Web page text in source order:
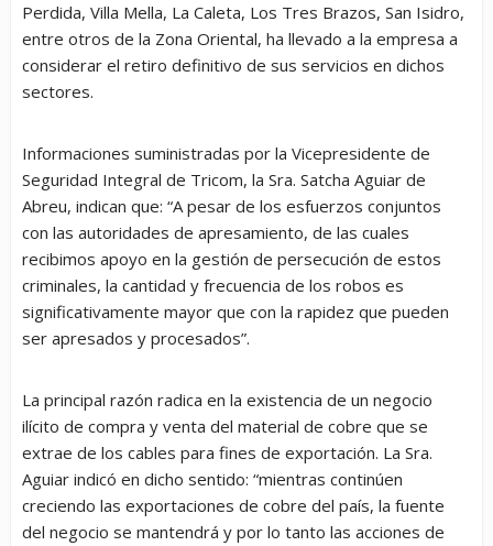
Perdida, Villa Mella, La Caleta, Los Tres Brazos, San Isidro,
entre otros de la Zona Oriental, ha llevado a la empresa a
considerar el retiro definitivo de sus servicios en dichos
sectores.
Informaciones suministradas por la Vicepresidente de
Seguridad Integral de Tricom, la Sra. Satcha Aguiar de
Abreu, indican que: “A pesar de los esfuerzos conjuntos
con las autoridades de apresamiento, de las cuales
recibimos apoyo en la gestión de persecución de estos
criminales, la cantidad y frecuencia de los robos es
significativamente mayor que con la rapidez que pueden
ser apresados y procesados”.
La principal razón radica en la existencia de un negocio
ilícito de compra y venta del material de cobre que se
extrae de los cables para fines de exportación. La Sra.
Aguiar indicó en dicho sentido: “mientras continúen
creciendo las exportaciones de cobre del país, la fuente
del negocio se mantendrá y por lo tanto las acciones de